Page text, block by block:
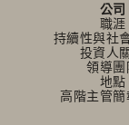
公司
職涯
持續性與社
投資人
領導團
地點
高階主管簡